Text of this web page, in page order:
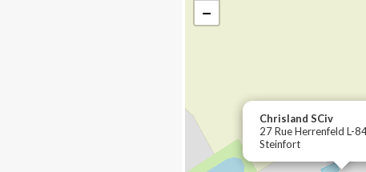
Chrisland SCiv
27 Rue Herrenfeld L-
Steinfort
−